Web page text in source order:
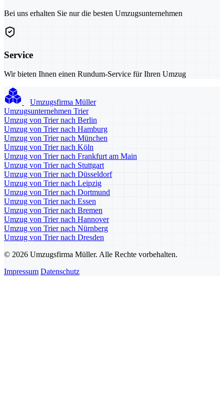
Bei uns erhalten Sie nur die besten Umzugsunternehmen
Service
Wir bieten Ihnen einen Rundum-Service für Ihren Umzug
Umzugsfirma Müller
Umzugsunternehmen Trier
Umzug von Trier nach Berlin
Umzug von Trier nach Hamburg
Umzug von Trier nach München
Umzug von Trier nach Köln
Umzug von Trier nach Frankfurt am Main
Umzug von Trier nach Stuttgart
Umzug von Trier nach Düsseldorf
Umzug von Trier nach Leipzig
Umzug von Trier nach Dortmund
Umzug von Trier nach Essen
Umzug von Trier nach Bremen
Umzug von Trier nach Hannover
Umzug von Trier nach Nürnberg
Umzug von Trier nach Dresden
© 2026 Umzugsfirma Müller. Alle Rechte vorbehalten.
Impressum Datenschutz